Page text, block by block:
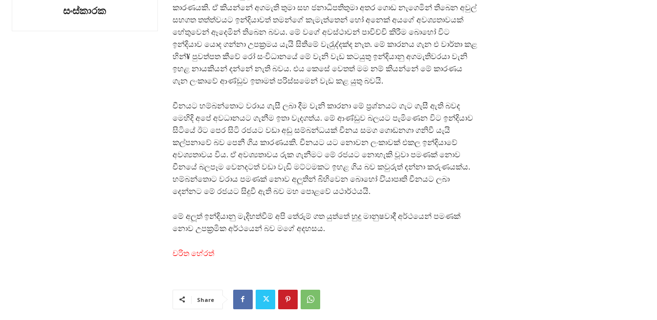
සංස්කාරක
කාරණයකි. ඒ කියන්නේ අගමැති තුමා සහ ජනාධිපතිතුමා අතර ගොඩ නැගෙමින් තිබෙන අවුල්
සහගත තත්ත්වයට ඉන්දියාවත් තමන්ගේ කැමැත්තෙන් හෝ අනෙක් අයගේ අවශ්‍යතාවයක්
හේතුවෙන් ඈදෙමින් තිබෙන බවය. මේ වගේ අවස්ථාවන් පාවිච්චි කිරීම බොහෝ විට
ඉන්දියාව යොද ගන්නා උපක‍්‍රමය යැයි සිතීමේ වැරැුද්දක්ද නැත. මේ කාරනය ගැන එ වාර්තා කළ
හින්¥ පුවත්පත කීවේ රෝ සංවිධානයේ මේ වැනි වැඩ කටයුතු ඉන්දියානු අගමැතිවරයා වැනි
ඉහළ නායකියන් දන්නේ නැති බවය. එය කෙසේ වෙතත් මම නම් කියන්නේ මේ කාරණය
ගැන ලංකාවේ ආණ්ඩුව ඉතාමත් පරිස්සමෙන් වැඩ කළ යුතු බවයි.
චීනයට හම්බන්තොට වරාය ගැසී ලබා දීම වැනි කාරනා මේ ප‍්‍රශ්නයට ගැට ගැසී ඇති බවද
මෙහිදි අපේ අවධානයට ගැනීම ඉතා වැදගත්ය. මේ ආණ්ඩුව බලයට පැමිණෙන විට ඉන්දියාව
සිටියේ ඊට පෙර සිටි රජයට වඩා අඩු සම්බන්ධයක් චීනය සමග ගොඩනගා ගනිවී යැයි
කල්පනාවේ බව පෙනී ගිය කාරණයකි. චීනයට යට නොවන ලංකාවක් එකල ඉන්දියාවේ
අවශ්‍යතාවය විය. ඒ අවශ්‍යතාවය රුක ගැනීමට මේ රජයට නොහැකි වූවා පමණක් නොව
චීනයේ බලපෑම වෙනදටත් වඩා වැඩි මට්ටමකට ඉහළ ගිය බව කවුරුත් දන්නා කරුණයක්ය.
හම්බන්තොට වරාය පමණක් නොව අලූතින් බිහිවෙන බොහෝ වි්‍යාපෘති චීනයට ලබා
දෙන්නට මේ රජයට සිදුවී ඇති බව මහ පොළවේ යථාර්ථයයි.
මේ අලූත් ඉන්දියානු මැදිහත්වීම් අපි තේරුම් ගත යුත්තේ හුදු මානුෂවාදී අර්ථයෙන් පමණක්
නොව උපක‍්‍රමික අර්ථයෙන් බව මගේ අදහසය.
චරිත හේරත්
Share